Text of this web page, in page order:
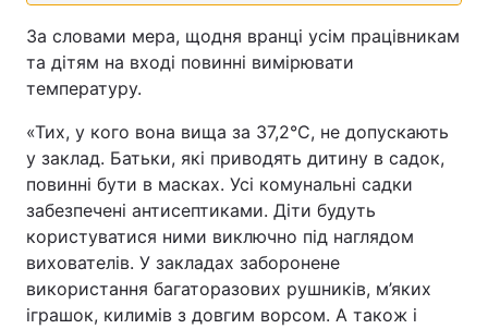
За словами мера, щодня вранці усім працівникам
та дітям на вході повинні вимірювати
температуру.
«Тих, у кого вона вища за 37,2°C, не допускають
у заклад. Батьки, які приводять дитину в садок,
повинні бути в масках. Усі комунальні садки
забезпечені антисептиками. Діти будуть
користуватися ними виключно під наглядом
вихователів. У закладах заборонене
використання багаторазових рушників, м’яких
іграшок, килимів з довгим ворсом. А також і